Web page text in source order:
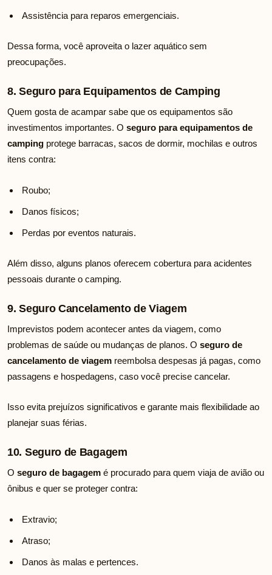
Assistência para reparos emergenciais.
Dessa forma, você aproveita o lazer aquático sem
preocupações.
8. Seguro para Equipamentos de Camping
Quem gosta de acampar sabe que os equipamentos são
investimentos importantes. O seguro para equipamentos de
camping protege barracas, sacos de dormir, mochilas e outros
itens contra:
Roubo;
Danos físicos;
Perdas por eventos naturais.
Além disso, alguns planos oferecem cobertura para acidentes
pessoais durante o camping.
9. Seguro Cancelamento de Viagem
Imprevistos podem acontecer antes da viagem, como
problemas de saúde ou mudanças de planos. O seguro de
cancelamento de viagem reembolsa despesas já pagas, como
passagens e hospedagens, caso você precise cancelar.
Isso evita prejuízos significativos e garante mais flexibilidade ao
planejar suas férias.
10. Seguro de Bagagem
O seguro de bagagem é procurado para quem viaja de avião ou
ônibus e quer se proteger contra:
Extravio;
Atraso;
Danos às malas e pertences.